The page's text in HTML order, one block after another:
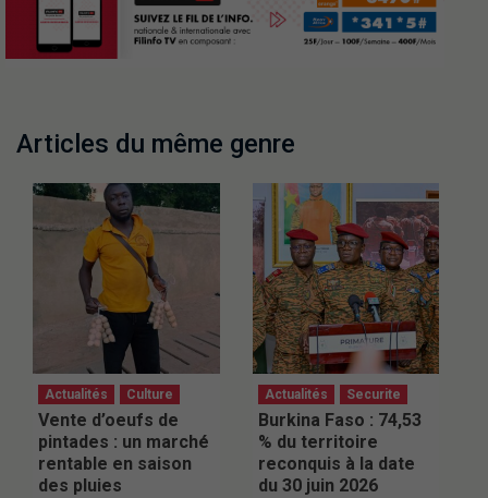
Articles du même genre
Actualités Culture
Vente d’oeufs de
pintades : un marché
rentable en saison
des pluies
Actualités Securite
Burkina Faso : 74,53
% du territoire
reconquis à la date
du 30 juin 2026